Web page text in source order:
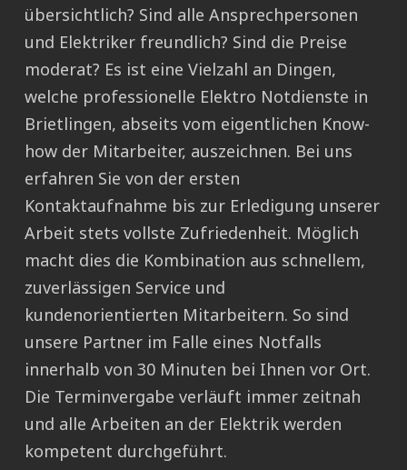
übersichtlich? Sind alle Ansprechpersonen
und Elektriker freundlich? Sind die Preise
moderat? Es ist eine Vielzahl an Dingen,
welche professionelle Elektro Notdienste in
Brietlingen, abseits vom eigentlichen Know-
how der Mitarbeiter, auszeichnen. Bei uns
erfahren Sie von der ersten
Kontaktaufnahme bis zur Erledigung unserer
Arbeit stets vollste Zufriedenheit. Möglich
macht dies die Kombination aus schnellem,
zuverlässigen Service und
kundenorientierten Mitarbeitern. So sind
unsere Partner im Falle eines Notfalls
innerhalb von 30 Minuten bei Ihnen vor Ort.
Die Terminvergabe verläuft immer zeitnah
und alle Arbeiten an der Elektrik werden
kompetent durchgeführt.